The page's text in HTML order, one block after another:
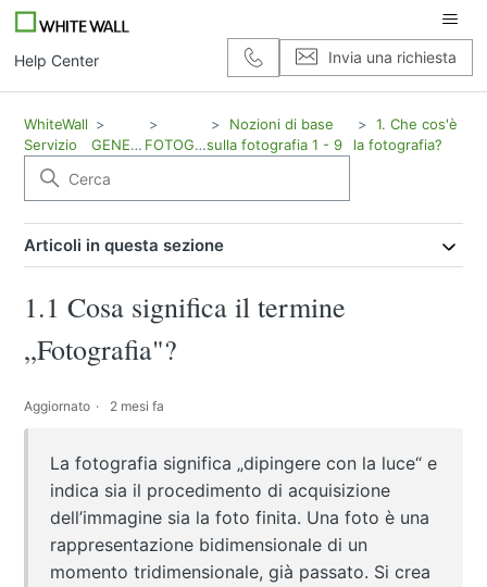
Help Center Invia una richiesta
WhiteWall
Servizio
GENERALE FOTOGRAFIA
Nozioni di base
sulla fotografia 1 - 9
1. Che cos'è
la fotografia?
Articoli in questa sezione
1.1 Cosa significa il termine
„Fotografia"?
Aggiornato 2 mesi fa
La fotografia significa „dipingere con la luce“ e
indica sia il procedimento di acquisizione
dell’immagine sia la foto finita. Una foto è una
rappresentazione bidimensionale di un
momento tridimensionale, già passato. Si crea